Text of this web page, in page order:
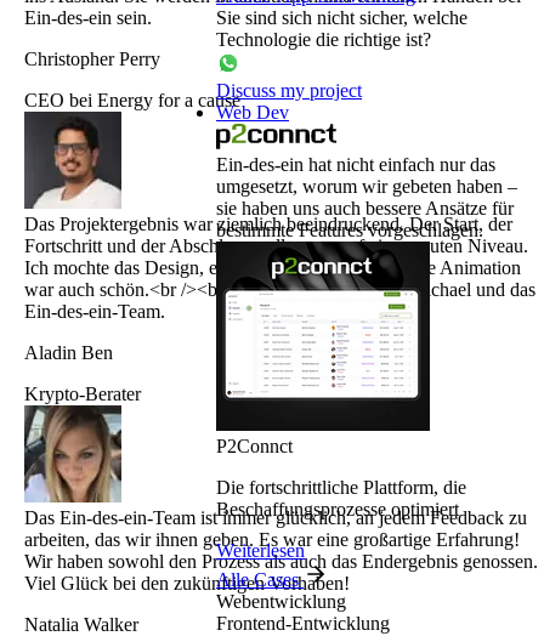
Ein-des-ein sein.
Christopher Perry
CEO bei Energy for a cause
Das Projektergebnis war ziemlich beeindruckend. Der Start, der
Fortschritt und der Abschluss – alles war auf einem guten Niveau.
Ich mochte das Design, es war sehr professionell! Die Animation
war auch schön.<br /><br /> <br /><br /> Danke, Michael und das
Ein-des-ein-Team.
Aladin Ben
Krypto-Berater
Das Ein-des-ein-Team ist immer glücklich, an jedem Feedback zu
arbeiten, das wir ihnen geben. Es war eine großartige Erfahrung!
Wir haben sowohl den Prozess als auch das Endergebnis genossen.
Viel Glück bei den zukünftigen Vorhaben!
Natalia Walker
Sie sind sich nicht sicher, welche
Technologie die richtige ist?
Discuss my project
Web Dev
Ein-des-ein hat nicht einfach nur das
umgesetzt, worum wir gebeten haben –
sie haben uns auch bessere Ansätze für
bestimmte Features vorgeschlagen.
P2Connct
Die fortschrittliche Plattform, die
Beschaffungsprozesse optimiert
Weiterlesen
Alle Cases
Webentwicklung
Frontend-Entwicklung